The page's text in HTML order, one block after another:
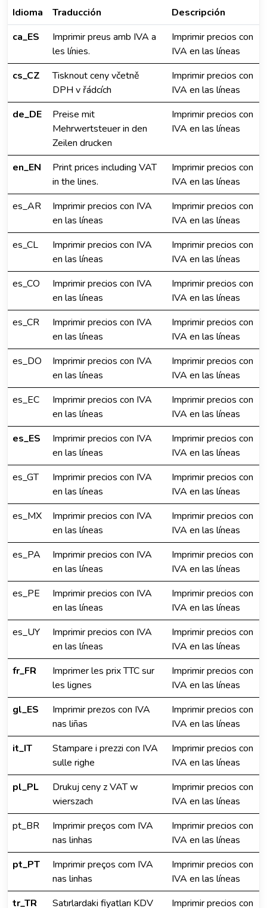
Idioma Traducción
Descripción
ca_ES
Imprimir preus amb IVA a
les línies.
Imprimir precios con
IVA en las líneas
cs_CZ
Tisknout ceny včetně
DPH v řádcích
Imprimir precios con
IVA en las líneas
de_DE
Preise mit
Mehrwertsteuer in den
Zeilen drucken
Imprimir precios con
IVA en las líneas
en_EN
Print prices including VAT
in the lines.
Imprimir precios con
IVA en las líneas
es_AR
Imprimir precios con IVA
en las líneas
Imprimir precios con
IVA en las líneas
es_CL
Imprimir precios con IVA
en las líneas
Imprimir precios con
IVA en las líneas
es_CO
Imprimir precios con IVA
en las líneas
Imprimir precios con
IVA en las líneas
es_CR
Imprimir precios con IVA
en las líneas
Imprimir precios con
IVA en las líneas
es_DO
Imprimir precios con IVA
en las líneas
Imprimir precios con
IVA en las líneas
es_EC
Imprimir precios con IVA
en las líneas
Imprimir precios con
IVA en las líneas
es_ES
Imprimir precios con IVA
en las líneas
Imprimir precios con
IVA en las líneas
es_GT
Imprimir precios con IVA
en las líneas
Imprimir precios con
IVA en las líneas
es_MX
Imprimir precios con IVA
en las líneas
Imprimir precios con
IVA en las líneas
es_PA
Imprimir precios con IVA
en las líneas
Imprimir precios con
IVA en las líneas
es_PE
Imprimir precios con IVA
en las líneas
Imprimir precios con
IVA en las líneas
es_UY
Imprimir precios con IVA
en las líneas
Imprimir precios con
IVA en las líneas
fr_FR
Imprimer les prix TTC sur
les lignes
Imprimir precios con
IVA en las líneas
gl_ES
Imprimir prezos con IVA
nas liñas
Imprimir precios con
IVA en las líneas
it_IT
Stampare i prezzi con IVA
sulle righe
Imprimir precios con
IVA en las líneas
pl_PL
Drukuj ceny z VAT w
wierszach
Imprimir precios con
IVA en las líneas
pt_BR
Imprimir preços com IVA
nas linhas
Imprimir precios con
IVA en las líneas
pt_PT
Imprimir preços com IVA
nas linhas
Imprimir precios con
IVA en las líneas
tr_TR
Satırlardaki fiyatları KDV
Imprimir precios con